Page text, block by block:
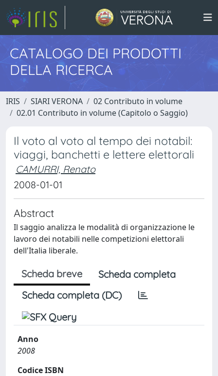
CATALOGO DEI PRODOTTI
DELLA RICERCA
IRIS SIARI VERONA
02 Contributo in volume
02.01 Contributo in volume (Capitolo o Saggio)
Il voto al voto al tempo dei notabil:
viaggi, banchetti e lettere elettorali
CAMURRI, Renato
2008-01-01
Abstract
Il saggio analizza le modalità di organizzazione le
lavoro dei notabili nelle competizioni elettorali
dell'Italia liberale.
Scheda breve
Scheda completa
Scheda completa (DC)
Anno
2008
Codice ISBN